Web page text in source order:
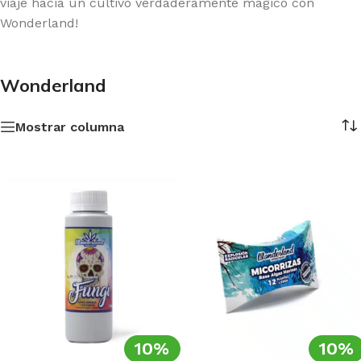
Wonderland!
Wonderland
Mostrar columna
10% 10%